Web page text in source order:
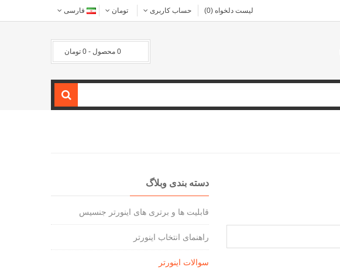
لیست دلخواه (0) حساب کاربری تومان فارسی
0 محصول - 0 تومان
دسته بندی وبلاگ
قابلیت ها و برتری های اینورتر جنسیس
راهنمای انتخاب اینورتر
سوالات اینورتر